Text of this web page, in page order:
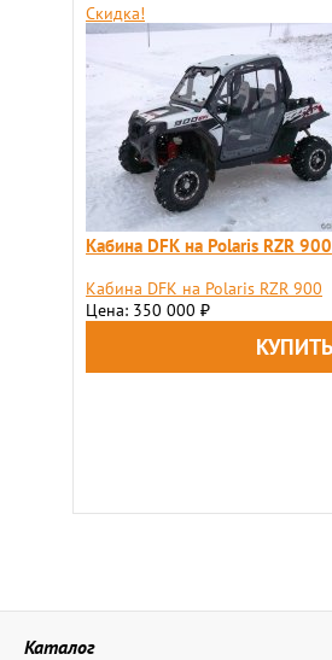
Скидка!
Кабина DFK на Polaris RZR 900
Кабина DFK на Polaris RZR 900
Цена: 350 000 ₽
Каталог